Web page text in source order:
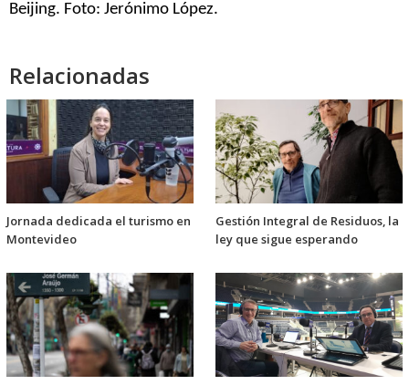
Beijing. Foto: Jerónimo López.
Relacionadas
Jornada dedicada el turismo en
Montevideo
Gestión Integral de Residuos, la
ley que sigue esperando